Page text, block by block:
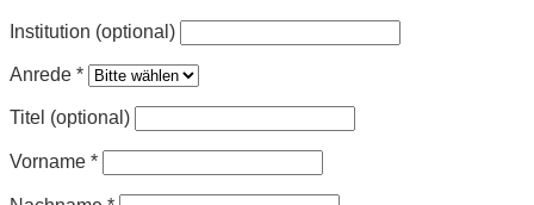
Institution (optional)
Anrede *
Titel (optional)
Vorname *